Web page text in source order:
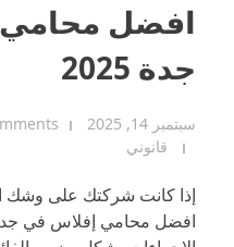
افضل
جدة 2025
سبتمبر 14, 2025
قانوني
إذا كانت شركتك على وشك
افضل محامي إفلاس في جدة